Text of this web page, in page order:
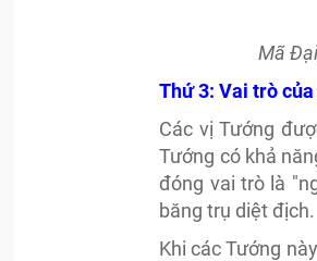
Mã
Thứ 3: Vai trò
Các vị Tướng
Tướng có khả
đóng vai trò là
băng trụ diệt địch.
Khi các Tướng